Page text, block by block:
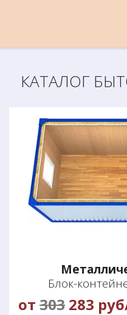
КАТАЛОГ
Блок-
от 303 283